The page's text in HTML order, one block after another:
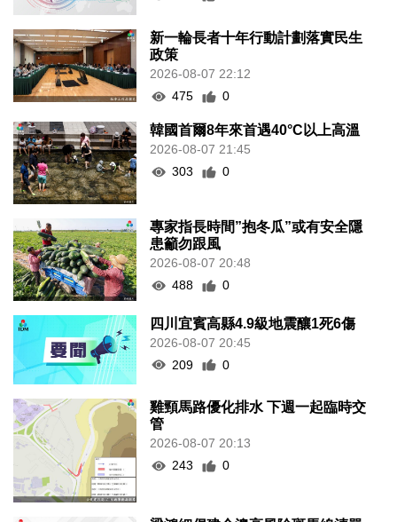
新一輪長者十年行動計劃落實民生
政策
2026-08-07 22:12
475
0
韓國首爾8年來首遇40°C以上高溫
2026-08-07 21:45
303
0
專家指長時間”抱冬瓜”或有安全隱
患籲勿跟風
2026-08-07 20:48
488
0
四川宜賓高縣4.9級地震釀1死6傷
2026-08-07 20:45
209
0
雞頸馬路優化排水 下週一起臨時交
管
2026-08-07 20:13
243
0